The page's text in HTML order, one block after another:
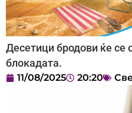
Десетици бродови ќе се
блокадата.
11/08/2025 20:20